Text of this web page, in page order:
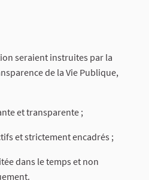
seraient instruites par la
de la Vie Publique,
et transparente ;
et strictement encadrés ;
dans le temps et non